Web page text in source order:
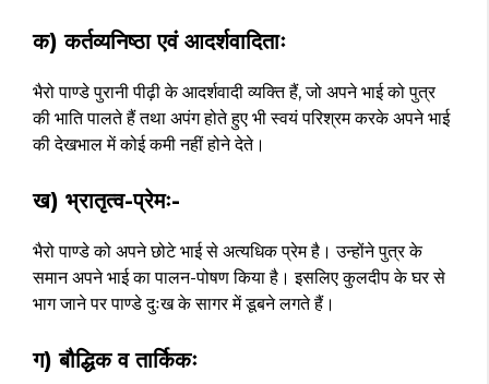
क) कर्तव्यनिष्ठा एवं आदर्शवादिताः
भैरो पाण्डे पुरानी पीढ़ी के आदर्शवादी व्यक्ति हैं, जो अपने भाई को पुत्र
की भाति पालते हैं तथा अपंग होते हुए भी स्वयं परिश्रम करके अपने भाई
की देखभाल में कोई कमी नहीं होने देते।
ख) भ्रातृत्व-प्रेमः-
भैरो पाण्डे को अपने छोटे भाई से अत्यधिक प्रेम है। उन्होंने पुत्र के
समान अपने भाई का पालन-पोषण किया है। इसलिए कुलदीप के घर से
भाग जाने पर पाण्डे दुःख के सागर में डूबने लगते हैं।
ग) बौद्धिक व तार्किकः